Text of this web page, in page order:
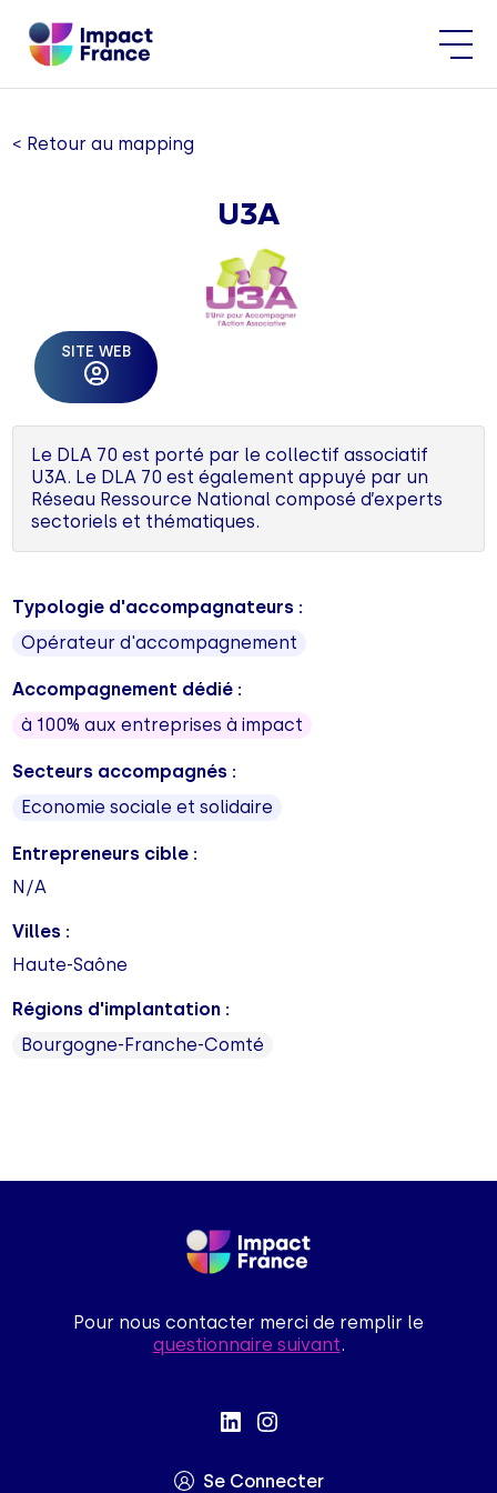
< Retour au mapping
U3A
SITE WEB
Le DLA 70 est porté par le collectif associatif
U3A. Le DLA 70 est également appuyé par un
Réseau Ressource National composé d’experts
sectoriels et thématiques.
Typologie d'accompagnateurs :
Opérateur d'accompagnement
Accompagnement dédié :
à 100% aux entreprises à impact
Secteurs accompagnés :
Economie sociale et solidaire
Entrepreneurs cible :
N/A
Villes :
Haute-Saône
Régions d'implantation :
Bourgogne-Franche-Comté
Pour nous contacter merci de remplir le
questionnaire suivant.
Se Connecter